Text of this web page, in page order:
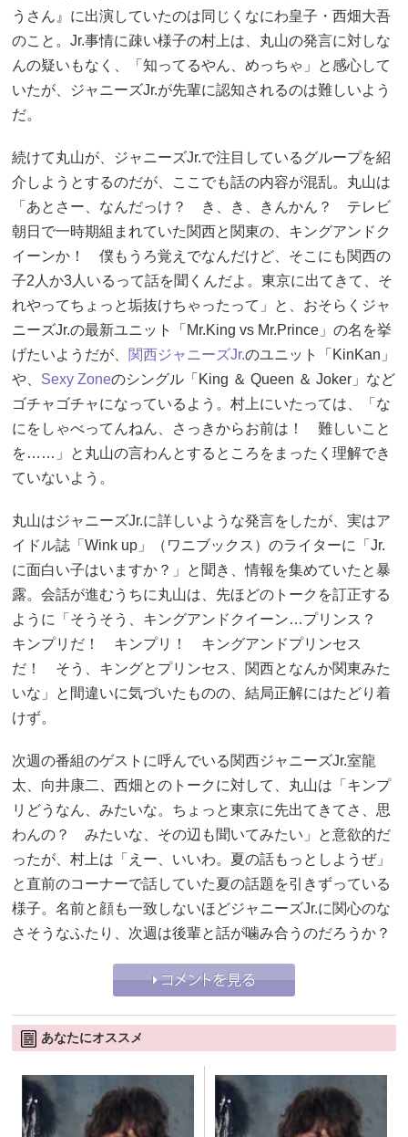
うさん』に出演していたのは同じくなにわ皇子・西畑大吾
のこと。Jr.事情に疎い様子の村上は、丸山の発言に対しな
んの疑いもなく、「知ってるやん、めっちゃ」と感心して
いたが、ジャニーズJr.が先輩に認知されるのは難しいよう
だ。
続けて丸山が、ジャニーズJr.で注目しているグループを紹
介しようとするのだが、ここでも話の内容が混乱。丸山は
「あとさー、なんだっけ？ き、き、きんかん？ テレビ
朝日で一時期組まれていた関西と関東の、キングアンドク
イーンか！ 僕もうろ覚えでなんだけど、そこにも関西の
子2人か3人いるって話を聞くんだよ。東京に出てきて、そ
れやってちょっと垢抜けちゃったって」と、おそらくジャ
ニーズJr.の最新ユニット「Mr.King vs Mr.Prince」の名を挙
げたいようだが、 関西ジャニーズJr.のユニット「KinKan」
や、 Sexy Zoneのシングル「King ＆ Queen ＆ Joker」など
ゴチャゴチャになっているよう。村上にいたっては、「な
にをしゃべってんねん、さっきからお前は！ 難しいこと
を……」と丸山の言わんとするところをまったく理解でき
ていないよう。
丸山はジャニーズJr.に詳しいような発言をしたが、実はア
イドル誌「Wink up」（ワニブックス）のライターに「Jr.
に面白い子はいますか？」と聞き、情報を集めていたと暴
露。会話が進むうちに丸山は、先ほどのトークを訂正する
ように「そうそう、キングアンドクイーン…プリンス？
キンプリだ！ キンプリ！ キングアンドプリンセス
だ！ そう、キングとプリンセス、関西となんか関東みた
いな」と間違いに気づいたものの、結局正解にはたどり着
けず。
次週の番組のゲストに呼んでいる関西ジャニーズJr.室龍
太、向井康二、西畑とのトークに対して、丸山は「キンプ
リどうなん、みたいな。ちょっと東京に先出てきてさ、思
わんの？ みたいな、その辺も聞いてみたい」と意欲的だ
ったが、村上は「えー、いいわ。夏の話もっとしようぜ」
と直前のコーナーで話していた夏の話題を引きずっている
様子。名前と顔も一致しないほどジャニーズJr.に関心のな
さそうなふたり、次週は後輩と話が噛み合うのだろうか？
あなたにオススメ